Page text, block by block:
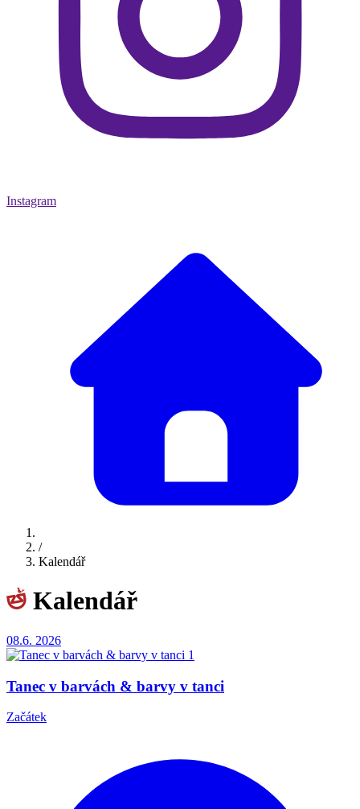
Instagram
/
Kalendář
Kalendář
08.6. 2026
Tanec v barvách & barvy v tanci
Začátek